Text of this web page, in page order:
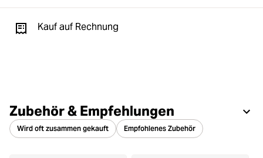
Kauf auf Rechnung
Zubehör & Empfehlungen
Wird oft zusammen gekauft Empfohlenes Zubehör